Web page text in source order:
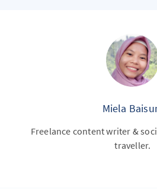
Miela
Freelance content writer &
traveller.